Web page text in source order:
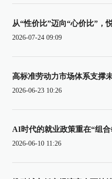
从“性价比”迈向“心价比”，
2026-07-24 09:09
高标准劳动力市场体系支撑
2026-06-23 10:26
AI时代的就业政策重在“组合
2026-06-10 11:26